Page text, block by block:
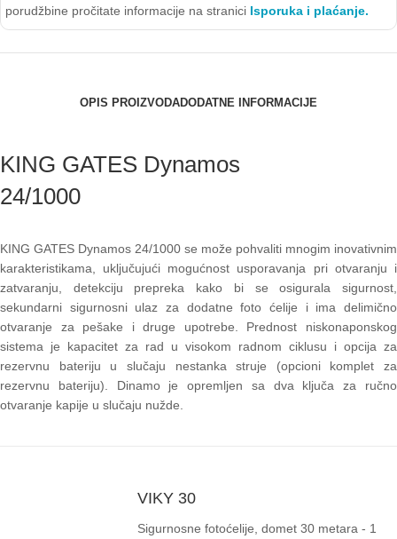
porudžbine pročitate informacije na stranici Isporuka i plaćanje.
OPIS PROIZVODADODATNE INFORMACIJE
KING GATES Dynamos
24/1000
KING GATES Dynamos 24/1000 se može pohvaliti mnogim inovativnim
karakteristikama, uključujući mogućnost usporavanja pri otvaranju i
zatvaranju, detekciju prepreka kako bi se osigurala sigurnost,
sekundarni sigurnosni ulaz za dodatne foto ćelije i ima delimično
otvaranje za pešake i druge upotrebe. Prednost niskonaponskog
sistema je kapacitet za rad u visokom radnom ciklusu i opcija za
rezervnu bateriju u slučaju nestanka struje (opcioni komplet za
rezervnu bateriju). Dinamo je opremljen sa dva ključa za ručno
otvaranje kapije u slučaju nužde.
VIKY 30
Sigurnosne fotoćelije, domet 30 metara - 1